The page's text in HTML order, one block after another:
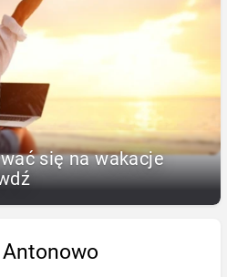
się na wakacje
Antonowo